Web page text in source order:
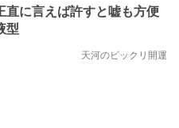
直に言えば許すと嘘も方便
型
天河のビックリ開運